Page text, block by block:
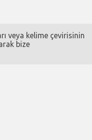
veya kelime çevirisinin
bize